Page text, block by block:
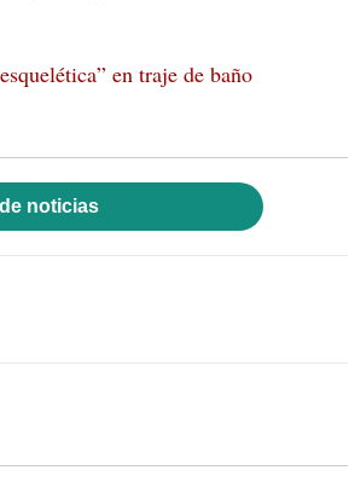
en traje de baño
noticias